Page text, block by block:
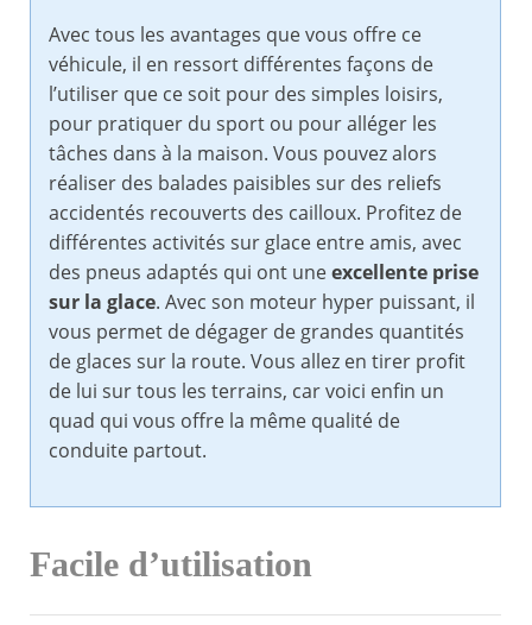
Avec tous les avantages que vous offre ce
véhicule, il en ressort différentes façons de
l’utiliser que ce soit pour des simples loisirs,
pour pratiquer du sport ou pour alléger les
tâches dans à la maison. Vous pouvez alors
réaliser des balades paisibles sur des reliefs
accidentés recouverts des cailloux. Profitez de
différentes activités sur glace entre amis, avec
des pneus adaptés qui ont uneexcellente prise
sur la glace. Avec son moteur hyper puissant, il
vous permet de dégager de grandes quantités
de glaces sur la route. Vous allez en tirer profit
de lui sur tous les terrains, car voici enfin un
quad qui vous offre la même qualité de
conduite partout.
Facile d’utilisation